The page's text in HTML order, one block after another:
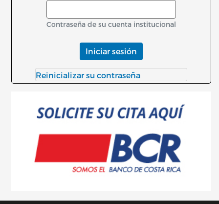
Contraseña de su cuenta institucional
Iniciar sesión
Reinicializar su contraseña